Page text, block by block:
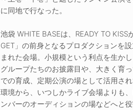
に同地で行なった。
池袋 WHITE BASEは、READY TO KISS
GET」の前身となるプロダクションを
まれた会場。小規模という利点を生か
グループたちのお披露目や、大きく育
での育成、定期公演の場として活用さ
環境から、いつしかライブ会場よりも
ンバーのオーディションの場などへと